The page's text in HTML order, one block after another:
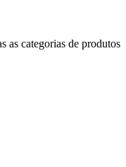
as categorias de produtos